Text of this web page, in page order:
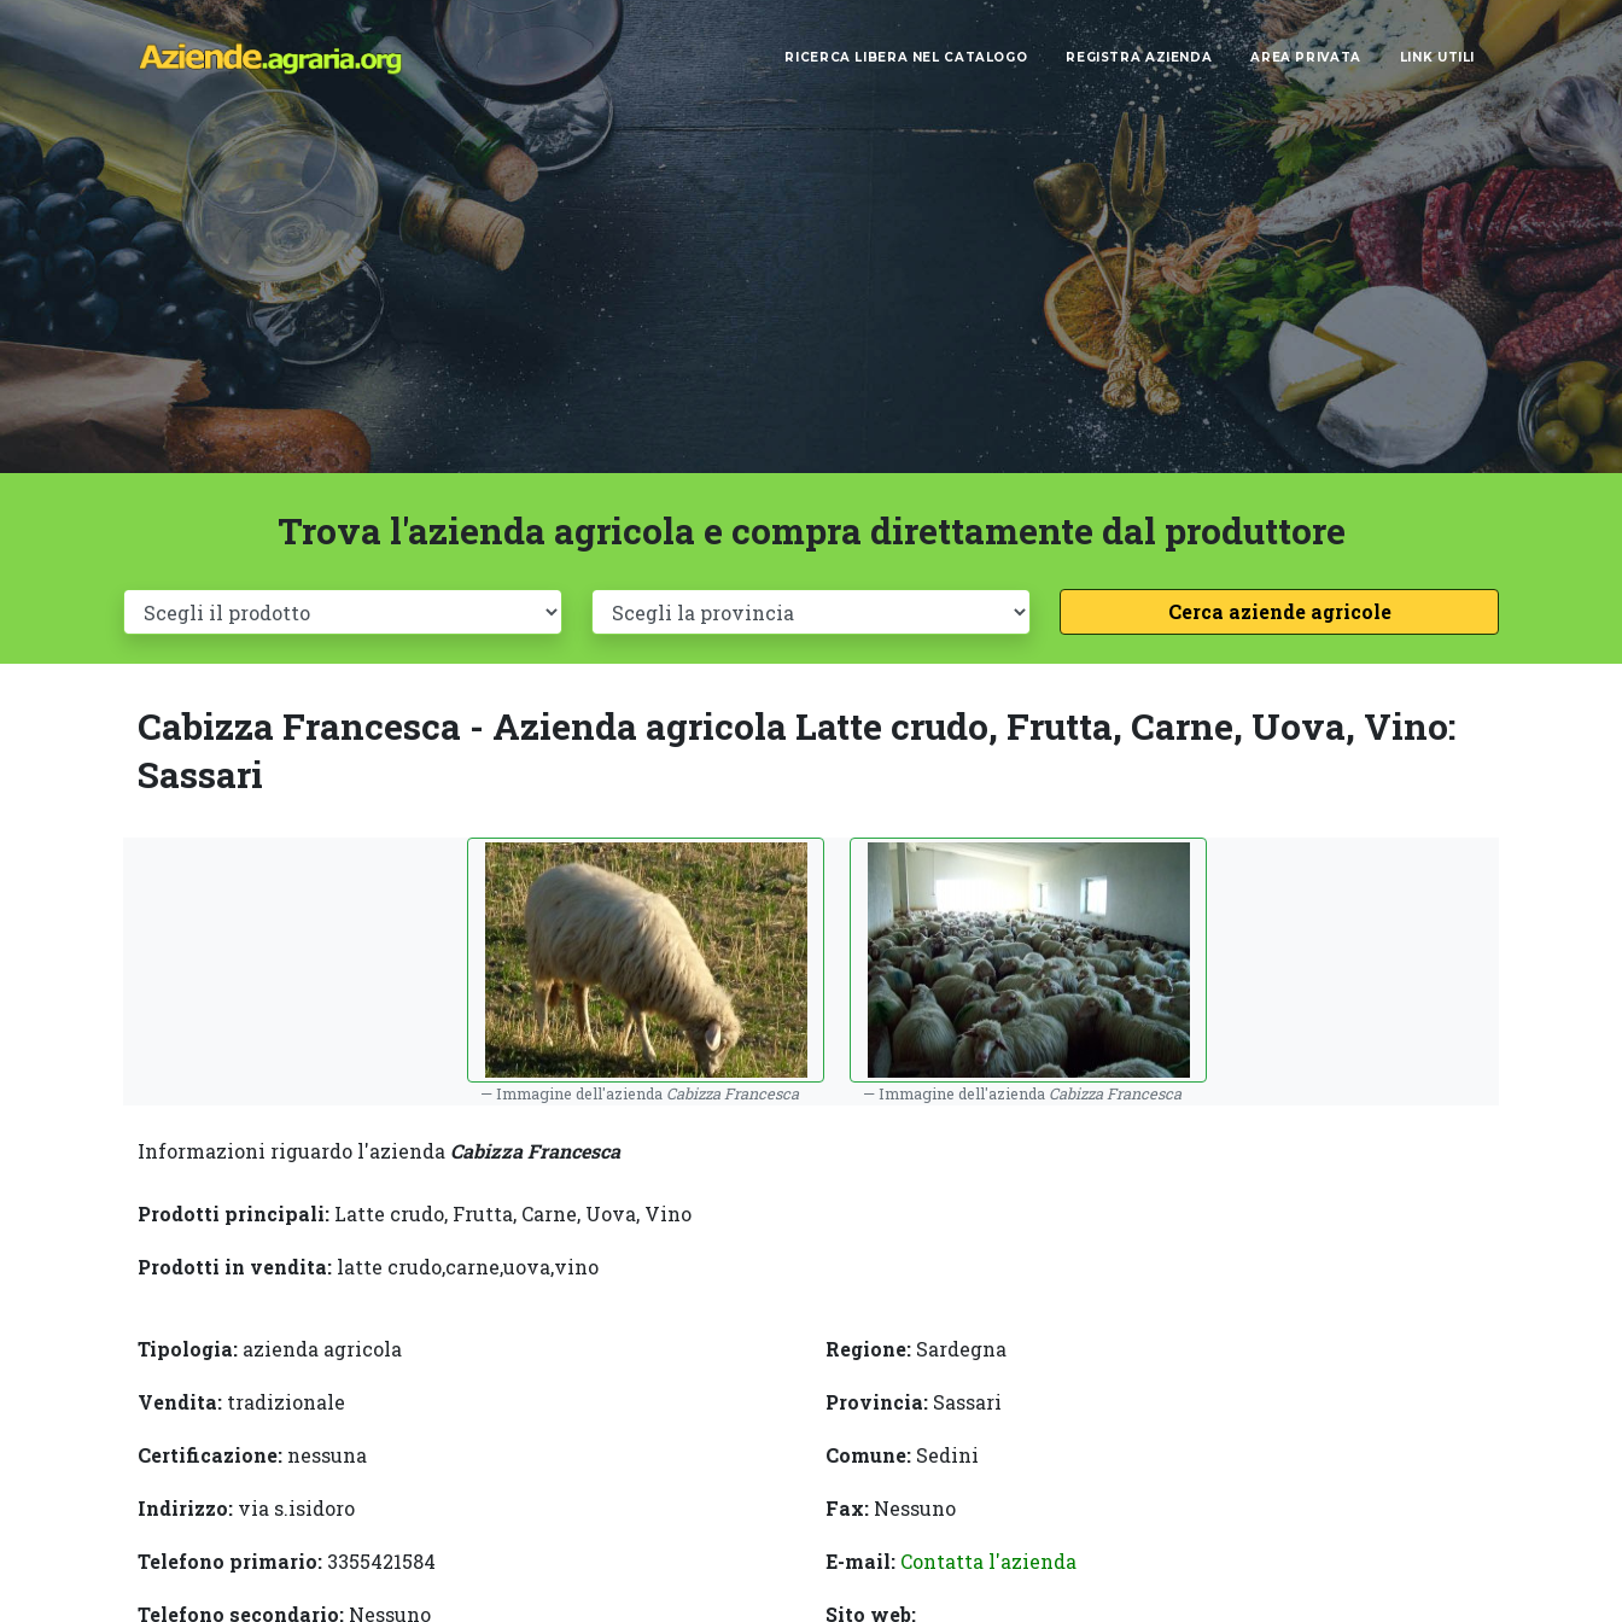
RICERCA LIBERA NEL CATALOGO REGISTRA AZIENDA AREA PRIVATA LINK UTILI
Trova l'azienda agricola e compra direttamente dal produttore
Cabizza Francesca - Azienda agricola Latte crudo, Frutta, Carne, Uova, Vino:
Sassari
Immagine dell'azienda Cabizza Francesca Immagine dell'azienda Cabizza Francesca
Informazioni riguardo l'azienda Cabizza Francesca
Prodotti principali: Latte crudo, Frutta, Carne, Uova, Vino
Prodotti in vendita: latte crudo,carne,uova,vino
Tipologia: azienda agricola
Vendita: tradizionale
Certificazione: nessuna
Indirizzo: via s.isidoro
Telefono primario: 3355421584
Telefono secondario: Nessuno
Regione: Sardegna
Provincia: Sassari
Comune: Sedini
Fax: Nessuno
E-mail: Contatta l'azienda
Sito web: